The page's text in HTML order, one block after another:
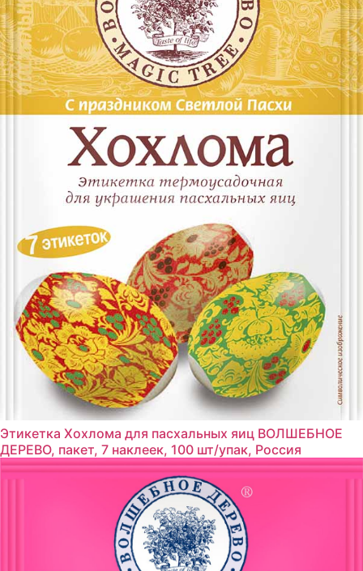
Этикетка Хохлома для пасхальных яиц ВОЛШЕБНОЕ
ДЕРЕВО, пакет, 7 наклеек, 100 шт/упак, Россия